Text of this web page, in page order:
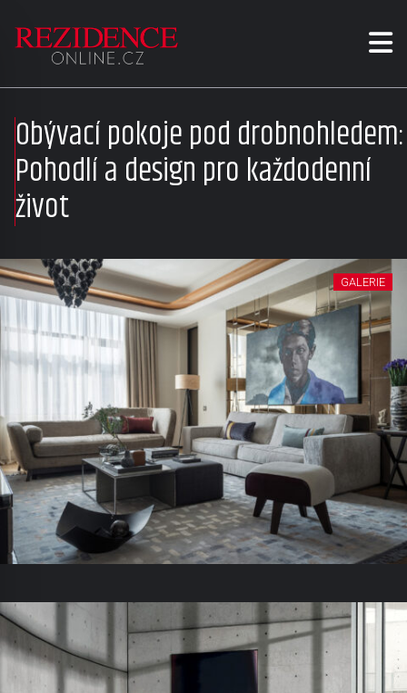
Obývací pokoje pod drobnohledem:
Pohodlí a design pro každodenní
život
GALERIE